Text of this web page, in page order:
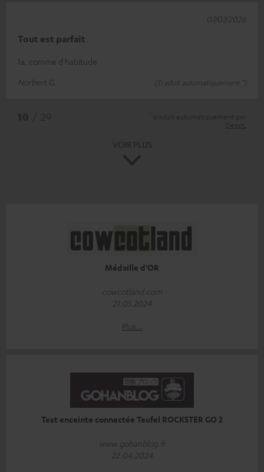
Tout est parfait
1a, comme d'habitude
Norbert G.
(Traduit automatiquement *)
07/07/2026
Médaille d'OR
cowcotland.com
21.05.2024
Plus…
Test enceinte connectée Teufel ROCKSTER GO 2
www.gohanblog.fr
22.04.2024